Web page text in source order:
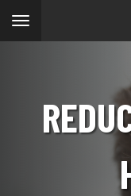
Toggle
navigation